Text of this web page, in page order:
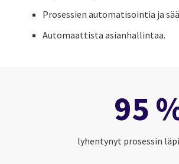
Prosessien automatisointia ja
Automaattista asianhallintaa.
95
lyhentynyt prosessin